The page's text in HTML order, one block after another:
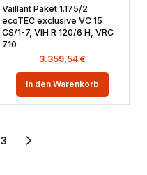
Vaillant Paket 1.175/2
ecoTEC exclusive VC 15
CS/1-7, VIH R 120/6 H, VRC
710
3.359,54 €
In den Warenkorb
3